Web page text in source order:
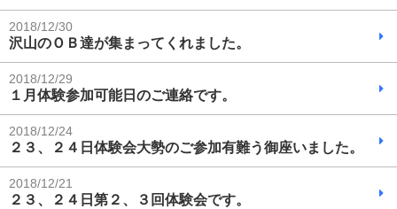
2018/12/30
沢山のＯＢ達が集まってくれました。
2018/12/29
１月体験参加可能日のご連絡です。
2018/12/24
２３、２４日体験会大勢のご参加有難う御座いました。
2018/12/21
２３、２４日第２、３回体験会です。